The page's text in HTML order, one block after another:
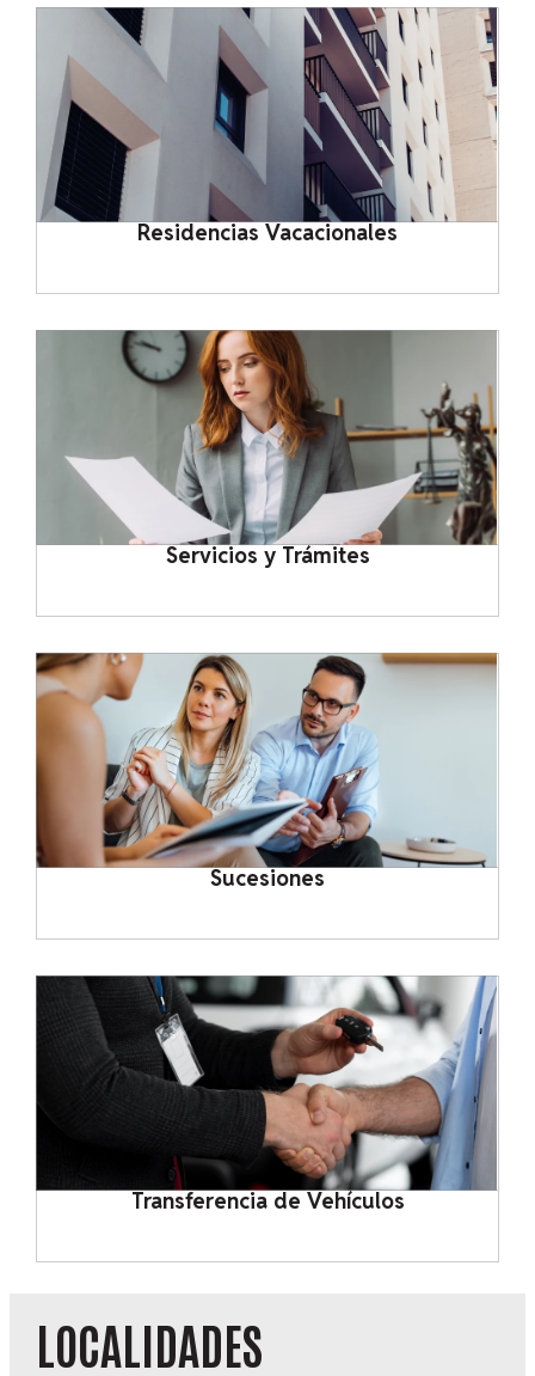
Residencias Vacacionales
Servicios y Trámites
Sucesiones
Transferencia de Vehículos
LOCALIDADES